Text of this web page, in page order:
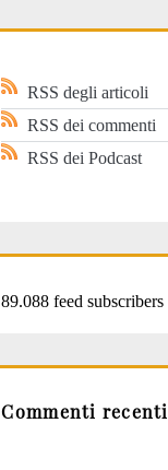
RSS degli articoli
RSS dei commenti
RSS dei Podcast
89.088 feed subscribers
Commenti recenti